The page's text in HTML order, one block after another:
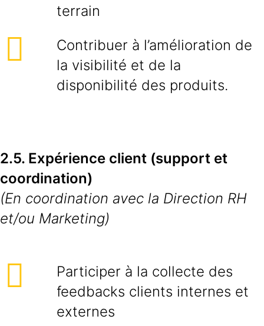
terrain
Contribuer à l’amélioration de
la visibilité et de la
disponibilité des produits.
2.5. Expérience client (support et
coordination)
(En coordination avec la Direction RH
et/ou Marketing)
Participer à la collecte des
feedbacks clients internes et
externes